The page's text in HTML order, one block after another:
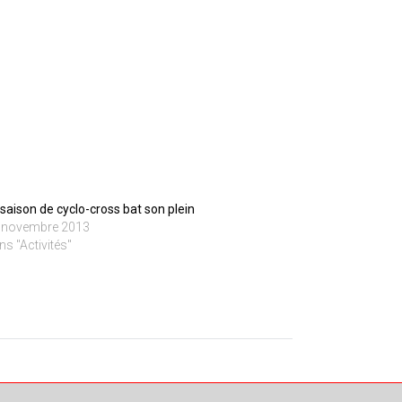
de cyclo-cross bat son plein
2013
"Activités"